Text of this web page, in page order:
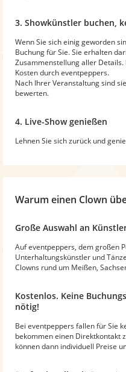
3. Showkünstler buchen,
Wenn Sie sich einig geworden
Buchung für Sie. Sie erhalten
Zusammenstellung aller
Kosten durch eventpeppers.
Nach Ihrer Veranstaltung sind
bewerten.
4. Live-Show genießen
Lehnen Sie sich zurück und
Warum einen Clown
Große Auswahl an
Auf eventpeppers, dem großen
Unterhaltungskünstler und
Clowns rund um Meißen,
Kostenlos. Keine
nötig!
Bei eventpeppers fallen für Sie
bekommen einen Direktkontakt
können dann individuell Preise